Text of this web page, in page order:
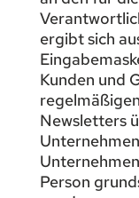
ergibt sich
Kunden und
Newsletters
Person